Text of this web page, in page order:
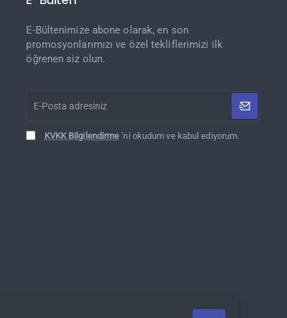
E-Bültenimize abone olarak, en son
promosyonlarımızı ve özel tekliflerimizi ilk
öğrenen siz olun.
Posta
KVKK Bilgilendirme 'ni okudum ve kabul ediyorum.